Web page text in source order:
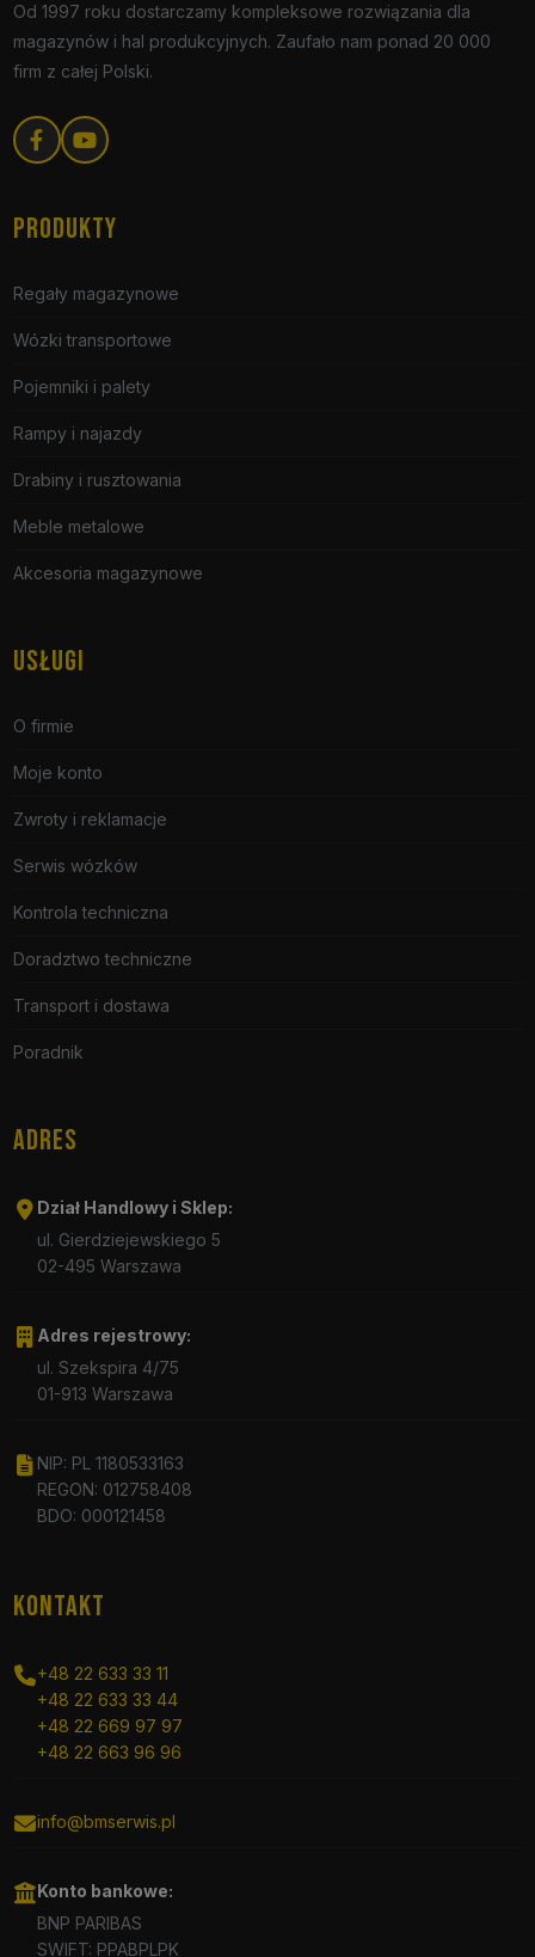
Od 1997 roku dostarczamy kompleksowe rozwiązania dla
magazynów i hal produkcyjnych. Zaufało nam ponad 20 000
firm z całej Polski.
PRODUKTY
Regały magazynowe
Wózki transportowe
Pojemniki i palety
Rampy i najazdy
Drabiny i rusztowania
Meble metalowe
Akcesoria magazynowe
USŁUGI
O firmie
Moje konto
Zwroty i reklamacje
Serwis wózków
Kontrola techniczna
Doradztwo techniczne
Transport i dostawa
Poradnik
ADRES
Dział Handlowy i Sklep:
ul. Gierdziejewskiego 5
02-495 Warszawa
Adres rejestrowy:
ul. Szekspira 4/75
01-913 Warszawa
NIP: PL 1180533163
REGON: 012758408
BDO: 000121458
KONTAKT
+48 22 633 33 11
+48 22 633 33 44
+48 22 669 97 97
+48 22 663 96 96
info@bmserwis.pl
Konto bankowe:
BNP PARIBAS
SWIFT: PPABPLPK